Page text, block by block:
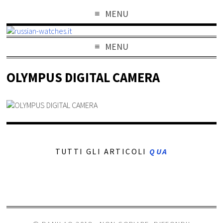
MENU
MENU
OLYMPUS DIGITAL CAMERA
TUTTI GLI ARTICOLI QUA